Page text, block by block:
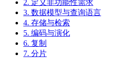
2. 定义非功能性需求
3. 数据模型与查询语言
4. 存储与检索
5. 编码与演化
6. 复制
7. 分片